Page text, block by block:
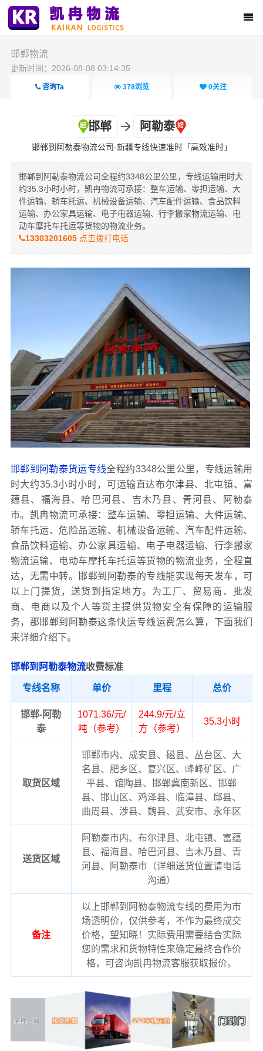
邯郸物流
更新时间：2026-08-08 03:14:35
咨询Ta 378浏览 0关注
邯郸 阿勒泰
邯郸到阿勒泰物流公司-新疆专线快速准时「高效准时」
邯郸到阿勒泰物流公司全程约3348公里公里，专线运输用时大
约35.3小时小时，凯冉物流可承接：整车运输、零担运输、大
件运输、轿车托运、机械设备运输、汽车配件运输、食品饮料
运输、办公家具运输、电子电器运输、行李搬家物流运输、电
动车摩托车托运等货物的物流业务。
13303201605点击拨打电话
邯郸到阿勒泰货运专线全程约3348公里公里，专线运输用
时大约35.3小时小时，可运输直达布尔津县、北屯镇、富
蕴县、福海县、哈巴河县、吉木乃县、青河县、阿勒泰
市。凯冉物流可承接：整车运输、零担运输、大件运输、
轿车托运、危险品运输、机械设备运输、汽车配件运输、
食品饮料运输、办公家具运输、电子电器运输、行李搬家
物流运输、电动车摩托车托运等货物的物流业务，全程直
达，无需中转。邯郸到阿勒泰的专线能实现每天发车，可
以上门提货，送货到指定地方。为工厂、贸易商、批发
商、电商以及个人等货主提供货物安全有保障的运输服
务，那邯郸到阿勒泰这条快运专线运费怎么算，下面我们
来详细介绍下。
邯郸到阿勒泰物流收费标准
专线名称 单价 里程 总价
邯郸-阿勒
泰
1071.36/元/
吨（参考）
244.9/元/立
方（参考）
35.3小时
取货区域
邯郸市内、成安县、磁县、丛台区、大
名县、肥乡区、复兴区、峰峰矿区、广
平县、馆陶县、邯郸冀南新区、邯郸
县、邯山区、鸡泽县、临漳县、邱县、
曲周县、涉县、魏县、武安市、永年区
送货区域
阿勒泰市内、布尔津县、北屯镇、富蕴
县、福海县、哈巴河县、吉木乃县、青
河县、阿勒泰市（详细送货位置请电话
沟通）
备注
以上邯郸到阿勒泰物流专线的费用为市
场透明价，仅供参考，不作为最终成交
价格，望知晓！实际费用需要结合实际
您的需求和货物特性来确定最终合作价
格，可咨询凯冉物流客服获取报价。